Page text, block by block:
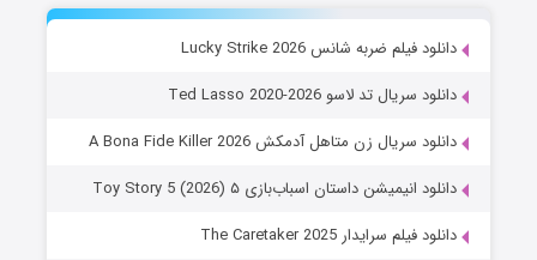
دانلود فیلم ضربه شانس Lucky Strike 2026
دانلود سریال تد لاسو Ted Lasso 2020-2026
دانلود سریال زن متاهل آدمکش A Bona Fide Killer 2026
دانلود انیمیشن داستان اسباب‌بازی ۵ Toy Story 5 (2026)
دانلود فیلم سرایدار The Caretaker 2025